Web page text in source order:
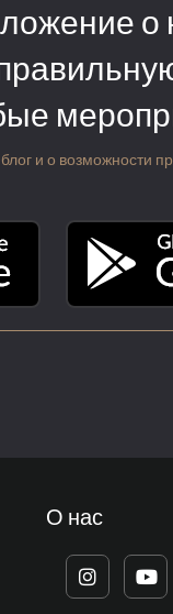
о
и о возможности
О нас